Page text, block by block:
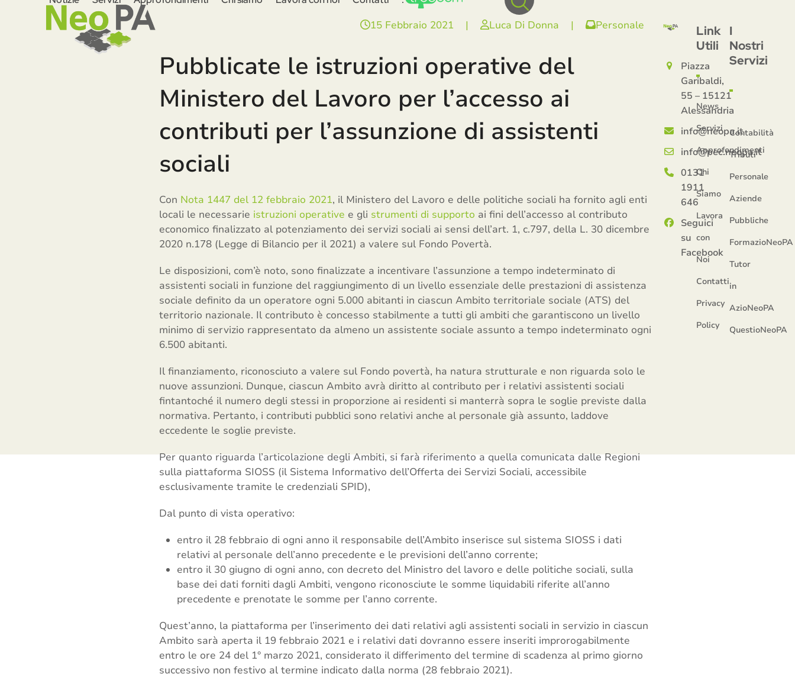
15 Febbraio 2021 | Luca Di Donna | Personale
Pubblicate le istruzioni operative del
Ministero del Lavoro per l’accesso ai
contributi per l’assunzione di assistenti
sociali
Con Nota 1447 del 12 febbraio 2021, il Ministero del Lavoro e delle politiche sociali ha fornito agli enti
locali le necessarie istruzioni operative e gli strumenti di supporto ai fini dell’accesso al contributo
economico finalizzato al potenziamento dei servizi sociali ai sensi dell’art. 1, c.797, della L. 30 dicembre
2020 n.178 (Legge di Bilancio per il 2021) a valere sul Fondo Povertà.
Le disposizioni, com’è noto, sono finalizzate a incentivare l’assunzione a tempo indeterminato di
assistenti sociali in funzione del raggiungimento di un livello essenziale delle prestazioni di assistenza
sociale definito da un operatore ogni 5.000 abitanti in ciascun Ambito territoriale sociale (ATS) del
territorio nazionale. Il contributo è concesso stabilmente a tutti gli ambiti che garantiscono un livello
minimo di servizio rappresentato da almeno un assistente sociale assunto a tempo indeterminato ogni
6.500 abitanti.
Il finanziamento, riconosciuto a valere sul Fondo povertà, ha natura strutturale e non riguarda solo le
nuove assunzioni. Dunque, ciascun Ambito avrà diritto al contributo per i relativi assistenti sociali
fintantoché il numero degli stessi in proporzione ai residenti si manterrà sopra le soglie previste dalla
normativa. Pertanto, i contributi pubblici sono relativi anche al personale già assunto, laddove
eccedente le soglie previste.
Per quanto riguarda l’articolazione degli Ambiti, si farà riferimento a quella comunicata dalle Regioni
sulla piattaforma SIOSS (il Sistema Informativo dell’Offerta dei Servizi Sociali, accessibile
esclusivamente tramite le credenziali SPID),
Dal punto di vista operativo:
entro il 28 febbraio di ogni anno il responsabile dell’Ambito inserisce sul sistema SIOSS i dati
relativi al personale dell’anno precedente e le previsioni dell’anno corrente;
entro il 30 giugno di ogni anno, con decreto del Ministro del lavoro e delle politiche sociali, sulla
base dei dati forniti dagli Ambiti, vengono riconosciute le somme liquidabili riferite all’anno
precedente e prenotate le somme per l’anno corrente.
Quest’anno, la piattaforma per l’inserimento dei dati relativi agli assistenti sociali in servizio in ciascun
Ambito sarà aperta il 19 febbraio 2021 e i relativi dati dovranno essere inseriti improrogabilmente
entro le ore 24 del 1° marzo 2021, considerato il differimento del termine di scadenza al primo giorno
successivo non festivo al termine indicato dalla norma (28 febbraio 2021).
Piazza
Garibaldi,
55 – 15121
Alessandria
info@neopa.it
info@pec.neopa.it
0131
1911
646
Seguici
su
Facebook
Link
Utili
News
Servizi
Approfondimenti
Chi
Siamo
Lavora
con
Noi
Contatti
Privacy
Policy
I
Nostri
Servizi
Contabilità
Tributi
Personale
Aziende
Pubbliche
FormazioNeoPA
Tutor
in
AzioNeoPA
QuestioNeoPA